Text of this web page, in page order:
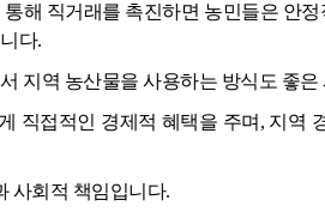
해 직거래를 촉진하면 농민들은 안
다.
지역 농산물을 사용하는 방식도 좋은
직접적인 경제적 혜택을 주며, 지역
사회적 책임입니다.